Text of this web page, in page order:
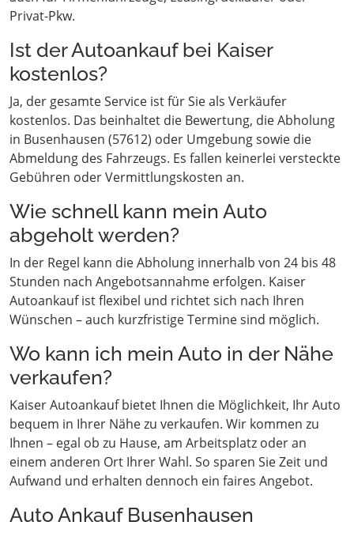
Privat-Pkw.
Ist der Autoankauf bei Kaiser
kostenlos?
Ja, der gesamte Service ist für Sie als Verkäufer
kostenlos. Das beinhaltet die Bewertung, die Abholung
in Busenhausen (57612) oder Umgebung sowie die
Abmeldung des Fahrzeugs. Es fallen keinerlei versteckte
Gebühren oder Vermittlungskosten an.
Wie schnell kann mein Auto
abgeholt werden?
In der Regel kann die Abholung innerhalb von 24 bis 48
Stunden nach Angebotsannahme erfolgen. Kaiser
Autoankauf ist flexibel und richtet sich nach Ihren
Wünschen – auch kurzfristige Termine sind möglich.
Wo kann ich mein Auto in der Nähe
verkaufen?
Kaiser Autoankauf bietet Ihnen die Möglichkeit, Ihr Auto
bequem in Ihrer Nähe zu verkaufen. Wir kommen zu
Ihnen – egal ob zu Hause, am Arbeitsplatz oder an
einem anderen Ort Ihrer Wahl. So sparen Sie Zeit und
Aufwand und erhalten dennoch ein faires Angebot.
Auto Ankauf Busenhausen